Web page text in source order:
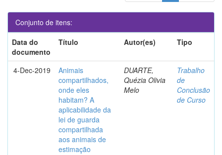
Conjunto de itens:
Data do
documento
Título Autor(es) Tipo
4-Dec-2019
Animais
compartilhados,
onde eles
habitam? A
aplicabilidade da
lei de guarda
compartilhada
aos animais de
estimação
DUARTE,
Quézia Olivia
Melo
Trabalho
de
Conclusão
de Curso